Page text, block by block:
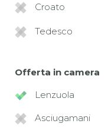
Croato
Tedesco
Offerta in camera
Lenzuola
Asciugamani